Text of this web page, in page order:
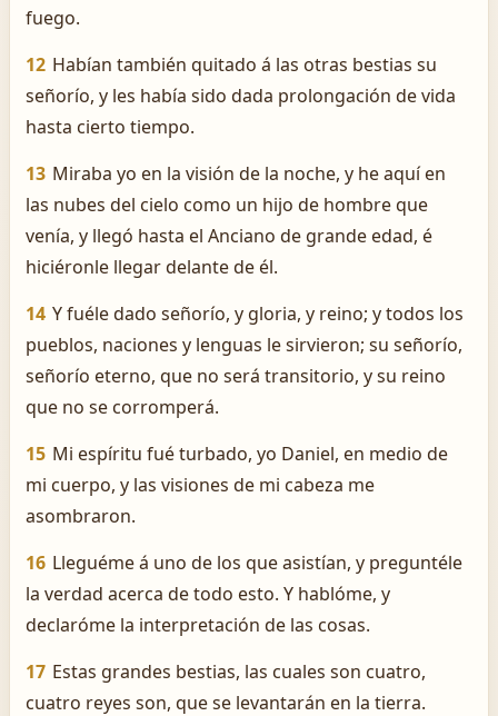
fuego.
12 Habían también quitado á las otras bestias su
señorío, y les había sido dada prolongación de vida
hasta cierto tiempo.
13 Miraba yo en la visión de la noche, y he aquí en
las nubes del cielo como un hijo de hombre que
venía, y llegó hasta el Anciano de grande edad, é
hiciéronle llegar delante de él.
14 Y fuéle dado señorío, y gloria, y reino; y todos los
pueblos, naciones y lenguas le sirvieron; su señorío,
señorío eterno, que no será transitorio, y su reino
que no se corromperá.
15 Mi espíritu fué turbado, yo Daniel, en medio de
mi cuerpo, y las visiones de mi cabeza me
asombraron.
16 Lleguéme á uno de los que asistían, y preguntéle
la verdad acerca de todo esto. Y hablóme, y
declaróme la interpretación de las cosas.
17 Estas grandes bestias, las cuales son cuatro,
cuatro reyes son, que se levantarán en la tierra.